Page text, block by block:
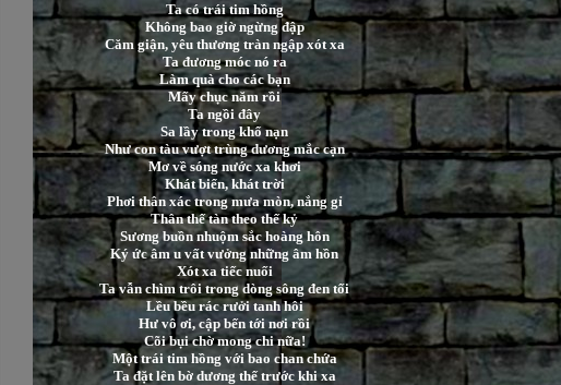
Ta có trái tim hồng
Không bao giờ ngừng đập
Căm giận, yêu thương tràn ngập xót xa
Ta đương móc nó ra
Làm quà cho các bạn
Mấy chục năm rồi
Ta ngồi đây
Sa lầy trong khổ nạn
Như con tàu vượt trùng dương mắc cạn
Mơ về sóng nước xa khơi
Khát biển, khát trời
Phơi thân xác trong mưa mòn, nắng gỉ
Thân thế tàn theo thế kỷ
Sương buồn nhuộm sắc hoàng hôn
Ký ức âm u vất vưởng những âm hồn
Xót xa tiếc nuối
Ta vẫn chìm trôi trong dòng sông đen tối
Lều bều rác rưởi tanh hôi
Hư vô ơi, cập bến tới nơi rồi
Cõi bụi chờ mong chi nữa!
Một trái tim hồng với bao chan chứa
Ta đặt lên bờ dương thế trước khi xa